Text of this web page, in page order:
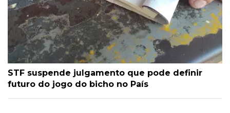
STF suspende julgamento que pode definir
futuro do jogo do bicho no País